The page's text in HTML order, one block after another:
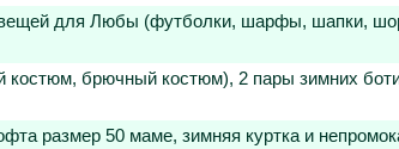
вещей для Любы (футболки, шарфы, шапки,
брючный костюм), 2 пары зимних
размер 50 маме, зимняя куртка и